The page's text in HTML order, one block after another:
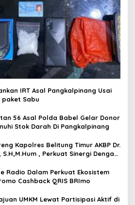
IRT Asal Pangkalpinang Usai
paket Sabu
56 Asal Polda Babel Gelar Donor
Stok Darah Di Pangkalpinang
Kapolres Belitung Timur AKBP Dr.
S.H,M.Hum , Perkuat Sinergi Dengan
Radio Dalam Perkuat Ekosistem
Cashback QRIS BRImo
UMKM Lewat Partisipasi Aktif di